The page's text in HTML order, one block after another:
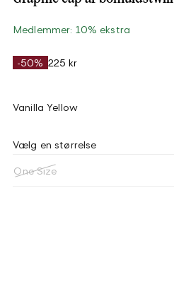
Medlemmer: 10% ekstra
-50% 225 kr
Vanilla Yellow
Vælg en størrelse
One Size